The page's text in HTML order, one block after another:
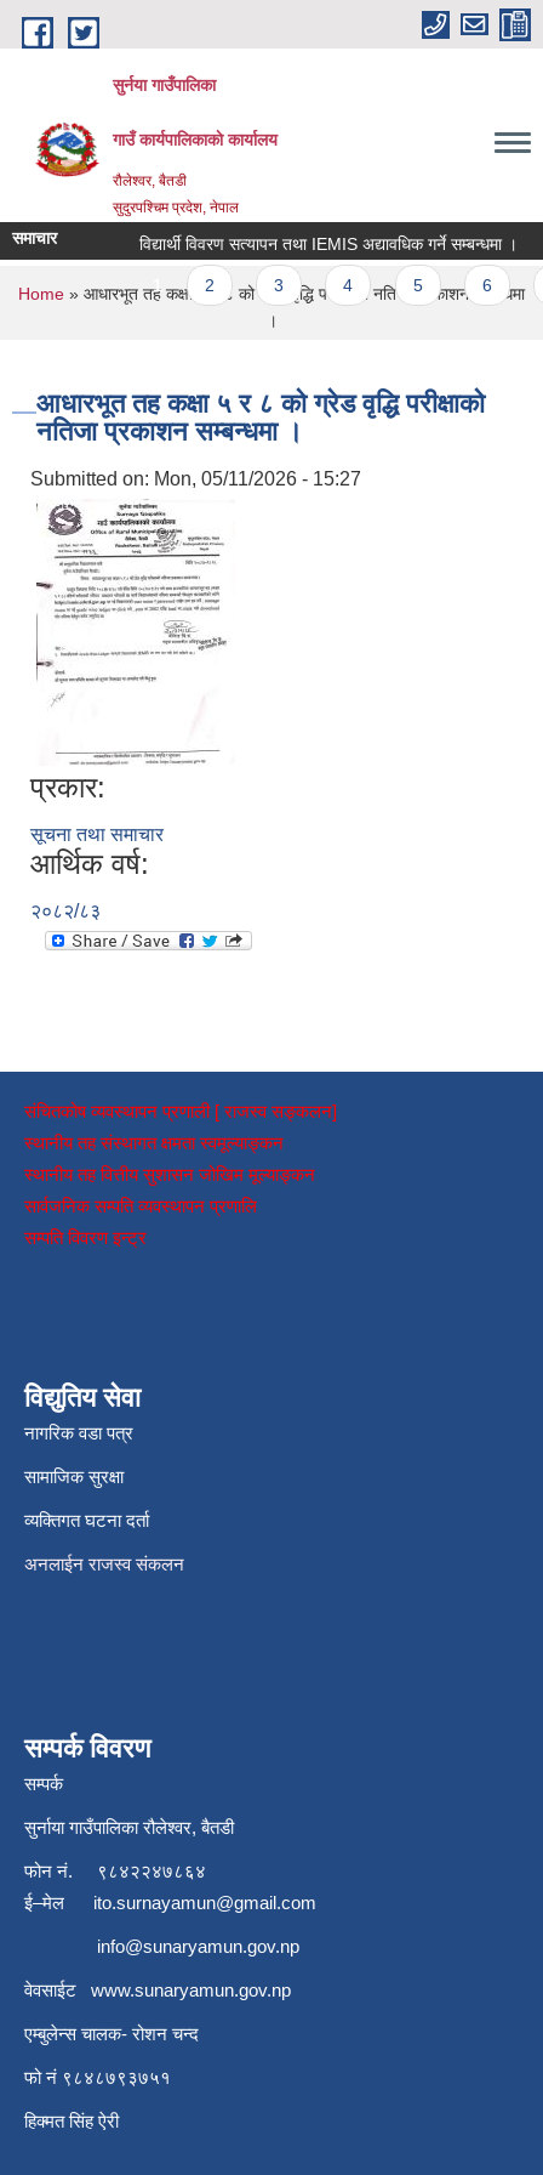
Skip to main content
सुर्नया गाउँपालिका
गाउँ कार्यपालिकाकाे कार्यालय
रौलेश्वर, बैतडी
सुदुरपश्चिम प्रदेश, नेपाल
समाचार विद्यार्थी विवरण सत्यापन तथा IEMIS अद्यावधिक गर्ने सम्बन्धमा ।
Pages
1 2 3 4 5 6
You are here
Home » आधारभूत तह कक्षा ५ र ८ को ग्रेड वृद्धि परीक्षाको नतिजा प्रकाशन सम्बन्धमा
।
आधारभूत तह कक्षा ५ र ८ को ग्रेड वृद्धि परीक्षाको
नतिजा प्रकाशन सम्बन्धमा ।
Submitted on: Mon, 05/11/2026 - 15:27
प्रकार:
सूचना तथा समाचार
आर्थिक वर्ष:
२०८२/८३
संचितकोष व्यवस्थापन प्रणाली [ राजस्व सङ्कलन]
स्थानीय तह संस्थागत क्षमता स्वमूल्याङ्कन
स्थानीय तह वित्तीय सुशासन जोखिम मूल्याङ्कन
सार्वजनिक सम्पति व्यवस्थापन प्रणालि
सम्पति विवरण इन्ट्र
विद्युतिय सेवा
नागरिक वडा पत्र
सामाजिक सुरक्षा
व्यक्तिगत घटना दर्ता
अनलाईन राजस्व संकलन
सम्पर्क विवरण
सम्पर्क
सुर्नाया गाउँपालिका रौलेश्वर, बैतडी
फोन नं.
९८४२२४७८६४
ई–मेल ito.surnayamun@gmail.com
info@sunaryamun.gov.np
वेवसाईट www.sunaryamun.gov.np
एम्बुलेन्स चालक- रोशन चन्द
फो नं ९८४८७९३७५१
हिक्मत सिंह ऐरी